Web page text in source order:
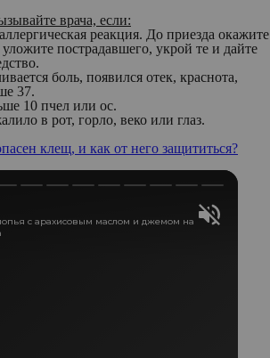
врача, если:
реакция. До приезда окажите
пострадавшего, укрой те и дайте
боль, появился отек, краснота,
37.
10 пчел или ос.
в рот, горло, веко или глаз.
клещ, и как от него защититься?